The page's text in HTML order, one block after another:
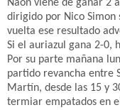
Naon viene de ganar 2
dirigido por Nico
vuelta ese resultado
Si el auriazul gana 2-0,
Por su parte mañana
partido revancha entre
Martín, desde las 15 y
termiar empatados en